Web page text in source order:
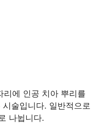
리에 인공 치아 뿌리를
술입니다. 일반적으로
나뉩니다.